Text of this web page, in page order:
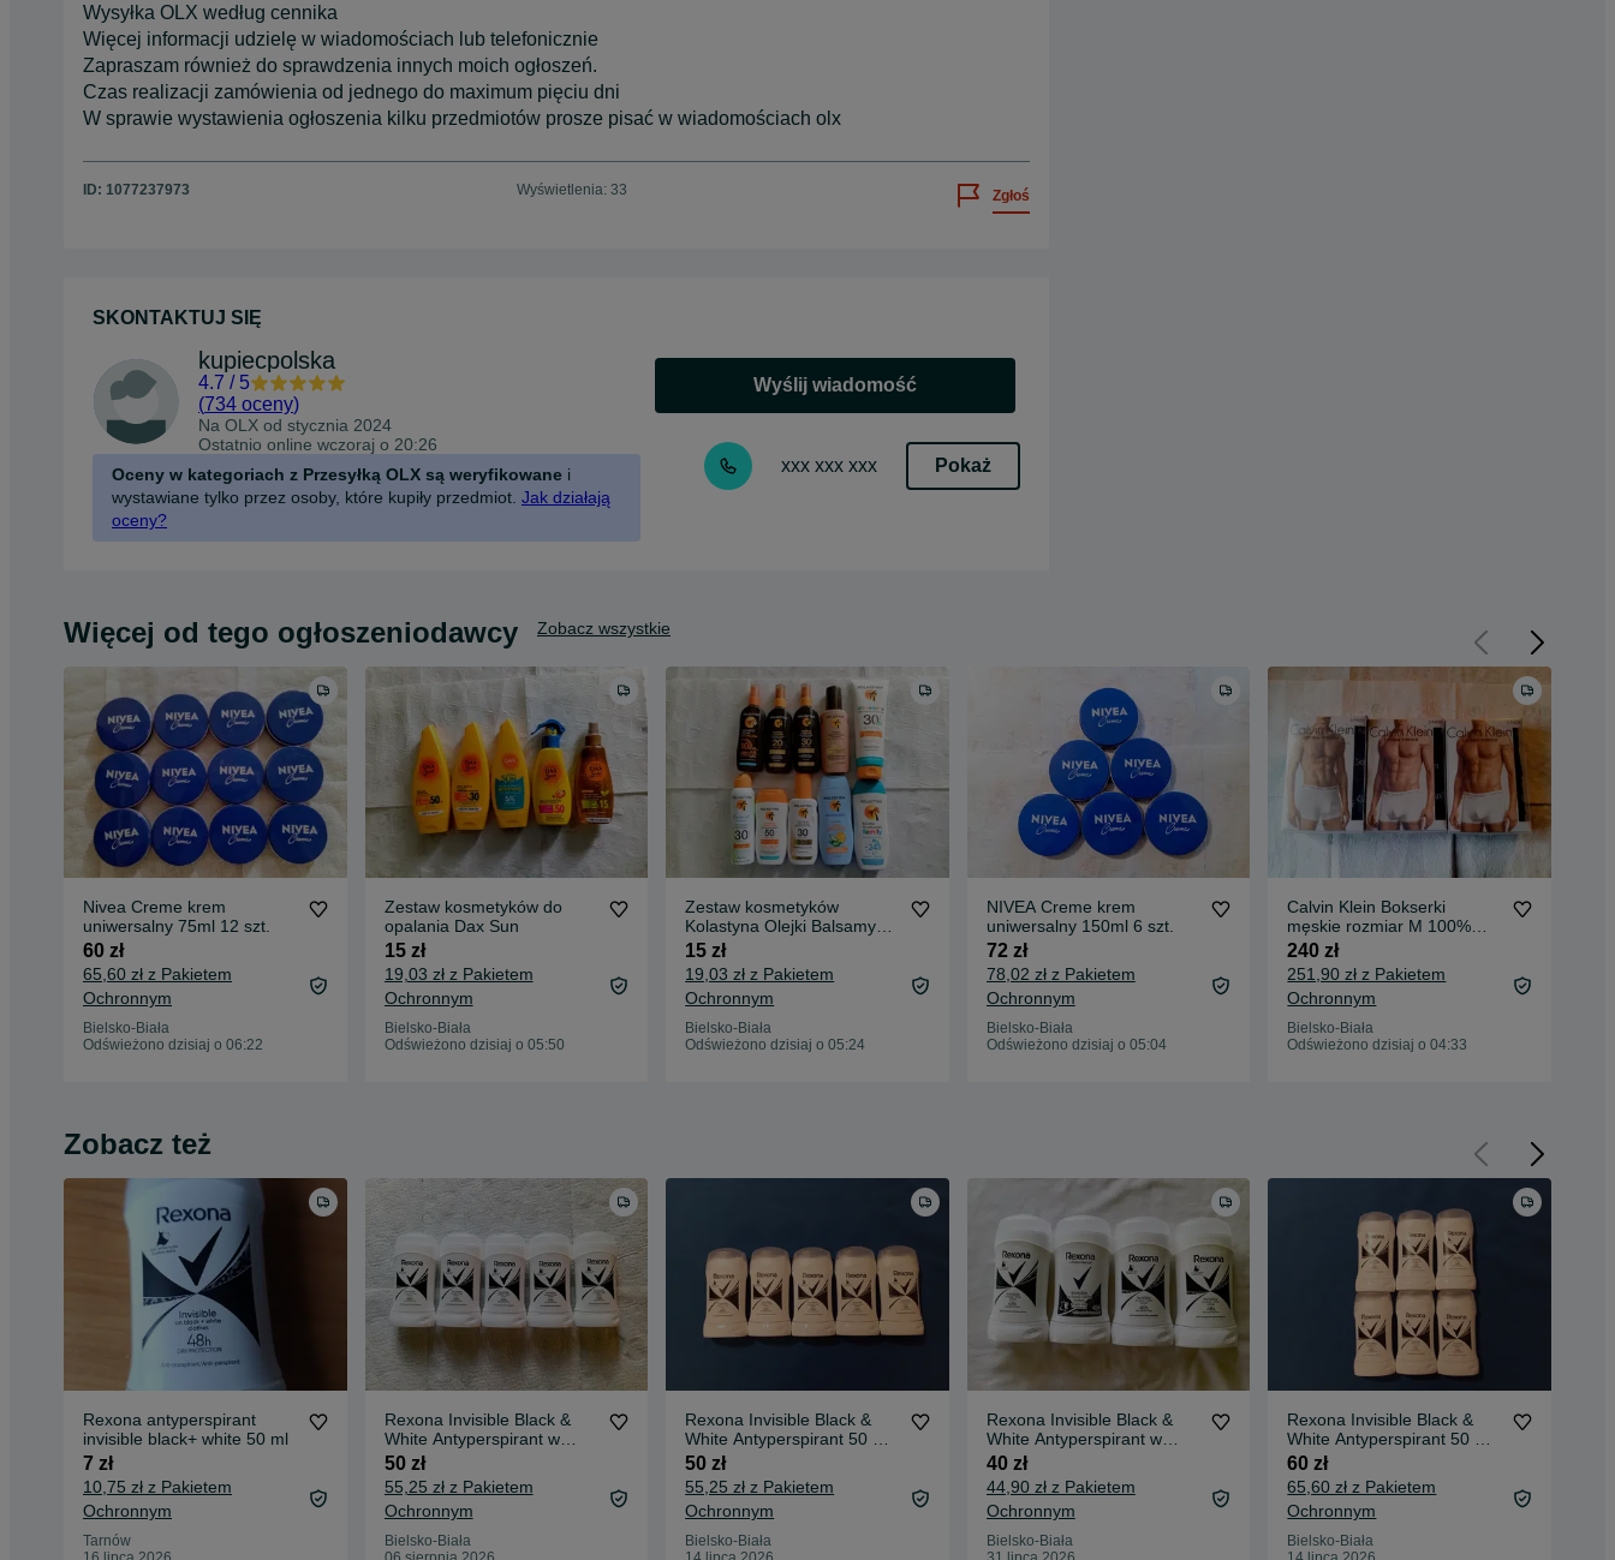
Wysyłka OLX według cennika
Więcej informacji udzielę w wiadomościach lub telefonicznie
Zapraszam również do sprawdzenia innych moich ogłoszeń.
Czas realizacji zamówienia od jednego do maximum pięciu dni
W sprawie wystawienia ogłoszenia kilku przedmiotów prosze pisać w wiadomościach olx
ID: 1077237973 Wyświetlenia: 33 Zgłoś
SKONTAKTUJ SIĘ
kupiecpolska
4.7 / 5
(734 oceny)
Na OLX od stycznia 2024
Ostatnio online wczoraj o 20:26
Oceny w kategoriach z Przesyłką OLX są weryfikowane i
wystawiane tylko przez osoby, które kupiły przedmiot. Jak działają
oceny?
Wyślij wiadomość
xxx xxx xxx Pokaż
Więcej od tego ogłoszeniodawcy Zobacz wszystkie
Nivea Creme krem
uniwersalny 75ml 12 szt.
60 zł
65,60 zł z Pakietem
Ochronnym
Bielsko-Biała
Odświeżono dzisiaj o 06:22
Zestaw kosmetyków do
opalania Dax Sun
15 zł
19,03 zł z Pakietem
Ochronnym
Bielsko-Biała
Odświeżono dzisiaj o 05:50
Zestaw kosmetyków
Kolastyna Olejki Balsamy
Emulsje do opalania
15 zł
19,03 zł z Pakietem
Ochronnym
Bielsko-Biała
Odświeżono dzisiaj o 05:24
NIVEA Creme krem
uniwersalny 150ml 6 szt.
72 zł
78,02 zł z Pakietem
Ochronnym
Bielsko-Biała
Odświeżono dzisiaj o 05:04
Calvin Klein Bokserki
męskie rozmiar M 100%
Orginał 3 zestawy 9 par
240 zł
251,90 zł z Pakietem
Ochronnym
Bielsko-Biała
Odświeżono dzisiaj o 04:33
Zobacz też
Rexona antyperspirant
invisible black+ white 50 ml
7 zł
10,75 zł z Pakietem
Ochronnym
Tarnów
Rexona Invisible Black &
White Antyperspirant w
sztyfcie 50 ml. 5 szt.
50 zł
55,25 zł z Pakietem
Ochronnym
Bielsko-Biała
Rexona Invisible Black &
White Antyperspirant 50 ml
5 szt.
50 zł
55,25 zł z Pakietem
Ochronnym
Bielsko-Biała
Rexona Invisible Black &
White Antyperspirant w
sztyfcie 50 ml. 4 szt.
40 zł
44,90 zł z Pakietem
Ochronnym
Bielsko-Biała
Rexona Invisible Black &
White Antyperspirant 50 ml
6 szt.
60 zł
65,60 zł z Pakietem
Ochronnym
Bielsko-Biała